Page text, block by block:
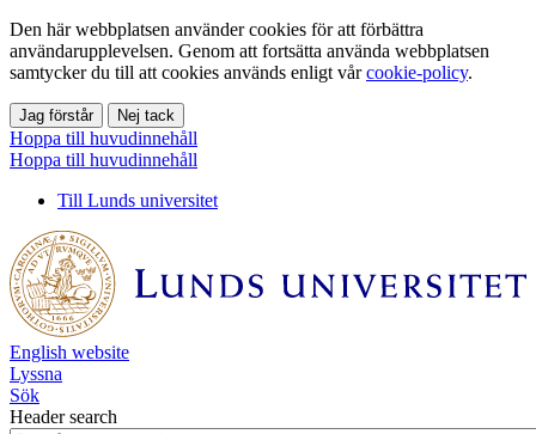
Den här webbplatsen använder cookies för att förbättra
användarupplevelsen. Genom att fortsätta använda webbplatsen
samtycker du till att cookies används enligt vårcookie-policy.
Jag förstår Nej tack
Hoppa till huvudinnehåll
Hoppa till huvudinnehåll
Till Lunds universitet
English website
Lyssna
Sök
Header search